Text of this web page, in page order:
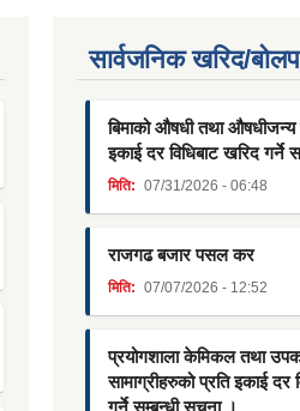
सार्वजनिक खरिद/
बिमाको औषधी तथा औषधीजन्य
इकाई दर विधिबाट खरिद गर्ने
मिति: 07/31/2026 - 06:48
राजगढ बजार पसल कर
मिति: 07/07/2026 - 12:52
प्रयोगशाला केमिकल तथा
सामाग्रीहरुको प्रति इकाई दर
गर्ने सम्बन्धी सूचना ।